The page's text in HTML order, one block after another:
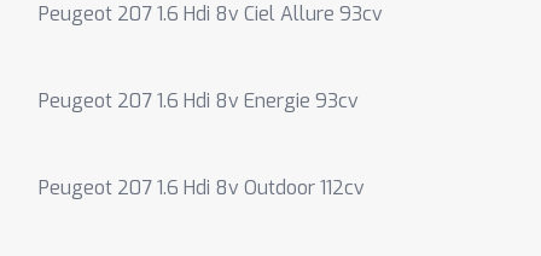
Peugeot 207 1.6 Hdi 8v Ciel Allure 93cv
Peugeot 207 1.6 Hdi 8v Energie 93cv
Peugeot 207 1.6 Hdi 8v Outdoor 112cv